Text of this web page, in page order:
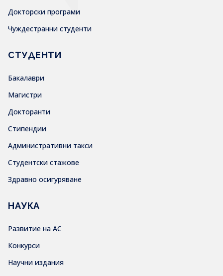
Докторски програми
Чуждестранни студенти
СТУДЕНТИ
Бакалаври
Магистри
Докторанти
Стипендии
Административни такси
Студентски стажове
Здравно осигуряване
НАУКА
Развитие на АС
Конкурси
Научни издания